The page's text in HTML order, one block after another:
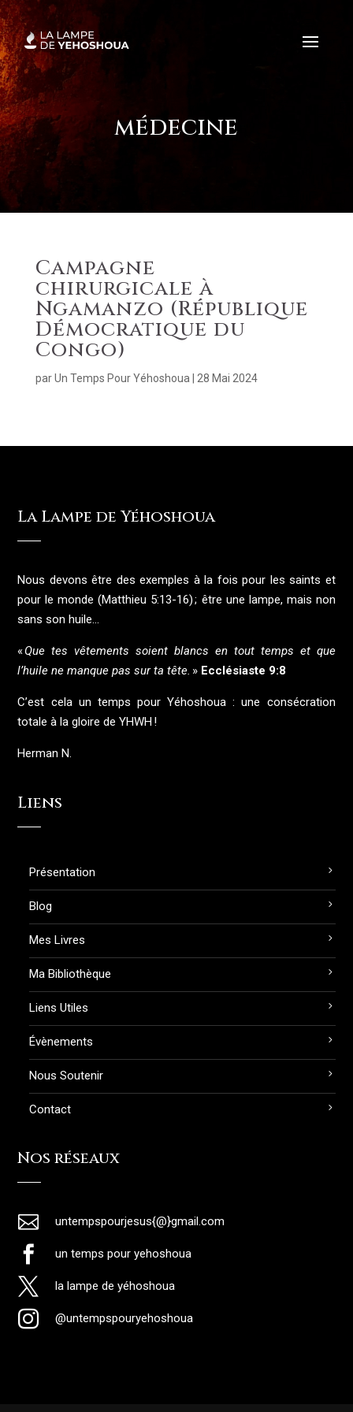
médecine
Campagne
chirurgicale à
Ngamanzo (République
Démocratique du
Congo)
parUn Temps Pour Yéhoshoua 28 Mai 2024
La Lampe de Yéhoshoua
Nous devons être des exemples à la fois pour les saints et
pour le monde (Matthieu 5:13-16) ; être une lampe, mais non
sans son huile…
«Que tes vêtements soient blancs en tout temps et que
l’huile ne manque pas sur ta tête. » Ecclésiaste 9:8
C’est cela un temps pour Yéhoshoua : une consécration
totale à la gloire de YHWH !
Herman N.
Liens
Présentation
Blog
Mes Livres
Ma Bibliothèque
Liens Utiles
Évènements
Nous Soutenir
Contact
Nos réseaux
 untempspourjesus{@}gmail.com
 un temps pour yehoshoua
 la lampe de yéhoshoua
 @untempspouryehoshoua